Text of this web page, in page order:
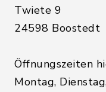
Twiete 9
24598 Boostedt
Öffnungszeiten
Montag,